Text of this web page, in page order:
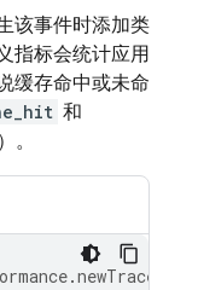
该事件时添加类
指标会统计应用
缓存命中或未命
和
。
.newTrace